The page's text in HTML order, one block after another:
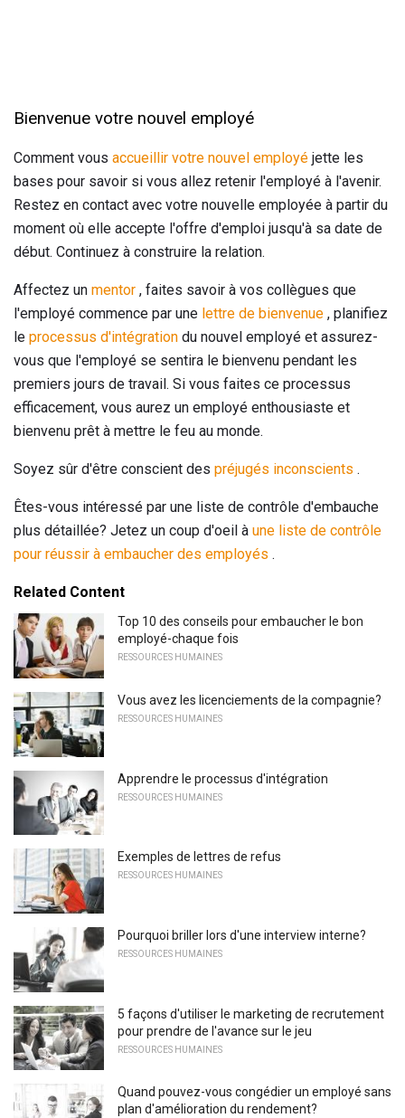
Bienvenue votre nouvel employé
Comment vous accueillir votre nouvel employé jette les
bases pour savoir si vous allez retenir l'employé à l'avenir.
Restez en contact avec votre nouvelle employée à partir du
moment où elle accepte l'offre d'emploi jusqu'à sa date de
début. Continuez à construire la relation.
Affectez un mentor , faites savoir à vos collègues que
l'employé commence par une lettre de bienvenue , planifiez
le processus d'intégration du nouvel employé et assurez-
vous que l'employé se sentira le bienvenu pendant les
premiers jours de travail. Si vous faites ce processus
efficacement, vous aurez un employé enthousiaste et
bienvenu prêt à mettre le feu au monde.
Soyez sûr d'être conscient des préjugés inconscients .
Êtes-vous intéressé par une liste de contrôle d'embauche
plus détaillée? Jetez un coup d'oeil à une liste de contrôle
pour réussir à embaucher des employés .
Related Content
Top 10 des conseils pour embaucher le bon
employé-chaque fois
RESSOURCES HUMAINES
Vous avez les licenciements de la compagnie?
RESSOURCES HUMAINES
Apprendre le processus d'intégration
RESSOURCES HUMAINES
Exemples de lettres de refus
RESSOURCES HUMAINES
Pourquoi briller lors d'une interview interne?
RESSOURCES HUMAINES
5 façons d'utiliser le marketing de recrutement
pour prendre de l'avance sur le jeu
RESSOURCES HUMAINES
Quand pouvez-vous congédier un employé sans
plan d'amélioration du rendement?